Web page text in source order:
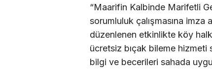
“Maarifin Kalbinde Marifetli
sorumluluk çalışmasına imza
düzenlenen etkinlikte köy
ücretsiz bıçak bileme
bilgi ve becerileri sahada